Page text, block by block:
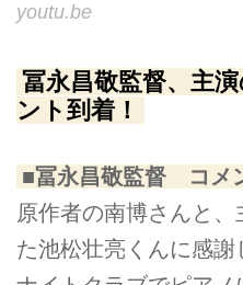
youtu.be
冨永昌敬監督、主
ント到着！
■冨永昌敬監督 コメ
原作者の南博さんと
た池松壮亮くんに感